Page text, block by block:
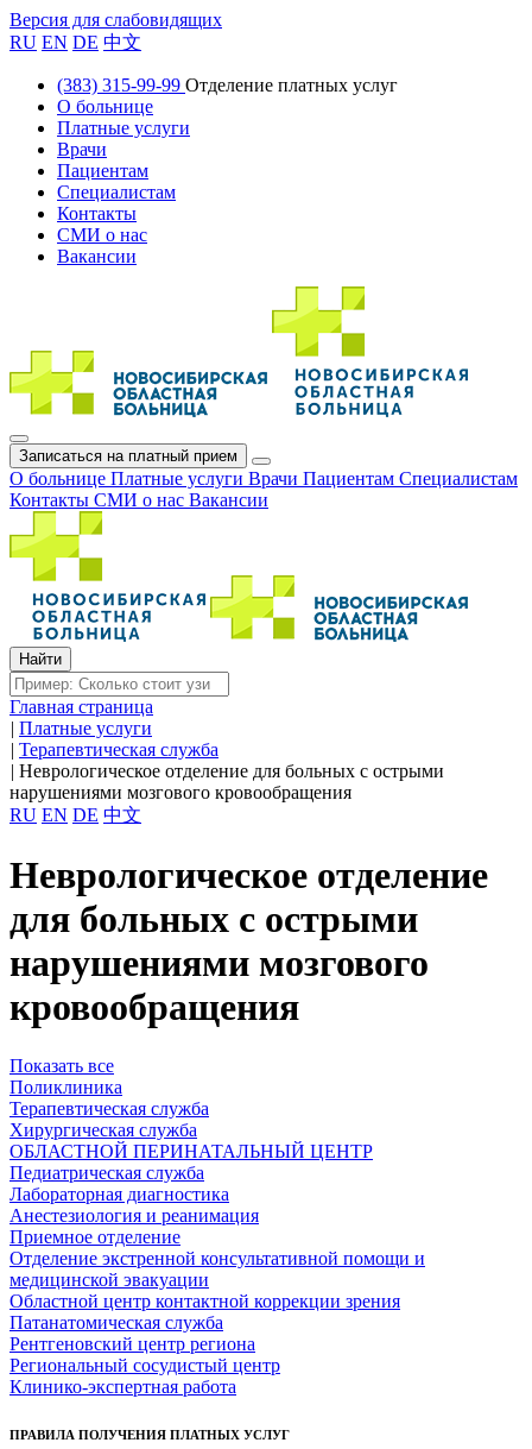
Версия для слабовидящих
RU EN DE 中文
(383) 315-99-99 Отделение платных услуг
О больнице
Платные услуги
Врачи
Пациентам
Специалистам
Контакты
СМИ о нас
Вакансии
Записаться на платный прием
О больнице Платные услуги Врачи Пациентам Специалистам
Контакты СМИ о нас Вакансии
Главная страница
| Платные услуги
| Терапевтическая служба
| Неврологическое отделение для больных с острыми
нарушениями мозгового кровообращения
RU EN DE 中文
Неврологическое отделение
для больных с острыми
нарушениями мозгового
кровообращения
Показать все
Поликлиника
Терапевтическая служба
Хирургическая служба
ОБЛАСТНОЙ ПЕРИНАТАЛЬНЫЙ ЦЕНТР
Педиатрическая служба
Лабораторная диагностика
Анестезиология и реанимация
Приемное отделение
Отделение экстренной консультативной помощи и
медицинской эвакуации
Областной центр контактной коррекции зрения
Патанатомическая служба
Рентгеновский центр региона
Региональный сосудистый центр
Клинико-экспертная работа
ПРАВИЛА ПОЛУЧЕНИЯ ПЛАТНЫХ УСЛУГ